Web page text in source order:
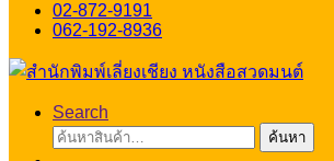
02-872-9191
062-192-8936
Search
ค้นหา:
ค้นหา